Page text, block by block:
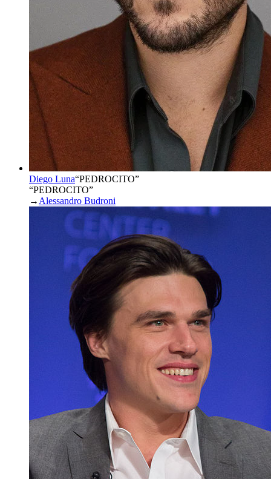
Diego Luna“PEDROCITO”
“PEDROCITO”
→ Alessandro Budroni